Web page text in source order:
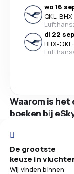
wo 16
QKL-BHX·
di 22 sep
BHX-QKL·
Waarom is het
boeken bij
De grootste
keuze in
Wij vinden binnen